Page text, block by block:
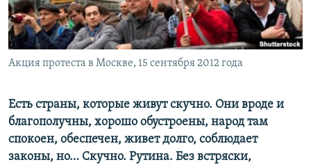
ПОБЕДИТЕЛЕЙ НЕ СУДЯТ?
КРЫМ.НЕПОКОРЕННЫЙ
ELIFBE
ПРИСОЕДИНЯЙТЕСЬ!
Все сайты RFE/RL
Акция протеста в Москве, 15 сентября 2012 года
Есть страны, которые живут скучно. Они вроде и
благополучны, хорошо обустроены, народ там
спокоен, обеспечен, живет долго, соблюдает
законы, но… Скучно. Рутина. Без встряски,